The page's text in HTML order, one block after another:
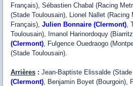
Français), Sébastien Chabal (Racing
(Stade Toulousain), Lionel Nallet
Français), Julien Bonnaire (Clermont)
Toulousain), Imanol Harinordoquy
(Clermont) , Fulgence Ouedraogo
(Stade Toulousain).
Arrières : Jean-Baptiste Elissalde (Stade
(Clermont) , Benjamin Boyet (Bourgoin),